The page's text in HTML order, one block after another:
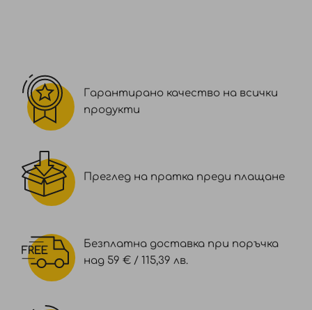
Гарантирано качество на всички
продукти
Преглед на пратка преди плащане
Безплатна доставка при поръчка
над 59 € / 115,39 лв.